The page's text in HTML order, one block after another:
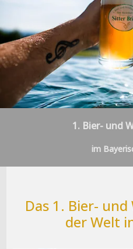
1. Bier- und
im
Das 1. Bier-
der Welt